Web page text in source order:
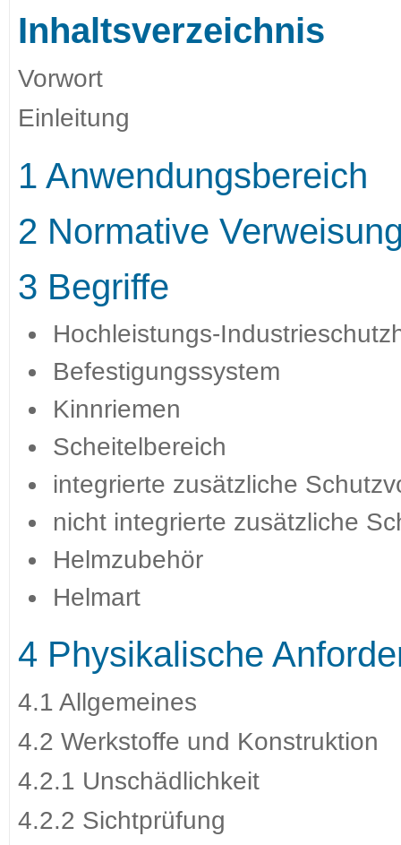
Inhaltsverzeichnis
Vorwort
Einleitung
1 Anwendungsbereich
2 Normative
3 Begriffe
Hochleistungs-
Befestigungssystem
Kinnriemen
Scheitelbereich
integrierte zusätzliche
nicht integrierte zusätzliche
Helmzubehör
Helmart
4 Physikalische
4.1 Allgemeines
4.2 Werkstoffe und Konstruktion
4.2.1 Unschädlichkeit
4.2.2 Sichtprüfung